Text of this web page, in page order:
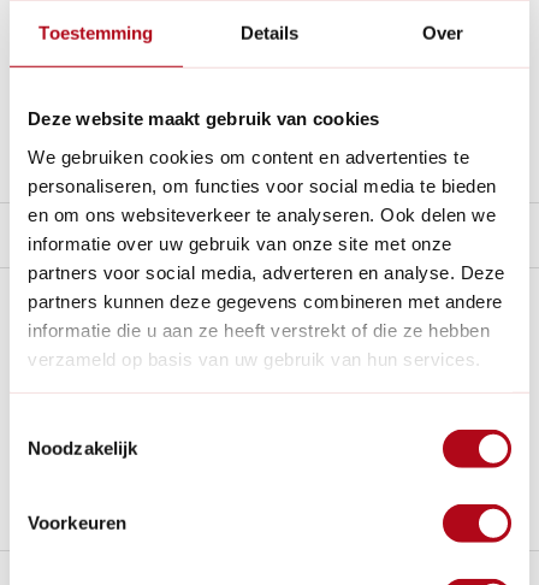
Toestemming Details Over
Deze website maakt gebruik van cookies
We gebruiken cookies om content en advertenties te
personaliseren, om functies voor social media te bieden
en om ons websiteverkeer te analyseren. Ook delen we
informatie over uw gebruik van onze site met onze
partners voor social media, adverteren en analyse. Deze
partners kunnen deze gegevens combineren met andere
informatie die u aan ze heeft verstrekt of die ze hebben
verzameld op basis van uw gebruik van hun services.
Noodzakelijk
Voorkeuren
dagen bedenktijd
Stel een vraag over dit product
Product video
Plus- en minpunten
De schoffel is niet alleen functioneel, maar heeft ook een
Geschikt voor zware kleigrond, precieze
onkruidverwijdering, haken voor het elimineren van groot